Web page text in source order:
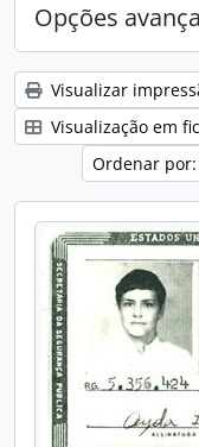
Opções
Visualizar
Visualização em
Ordenar